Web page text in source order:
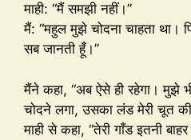
माही: “मैं समझी नहीं।”
मैं: “महुल मुझे चोदना चाहता था।
सब जानती हूँ।”
मैंने कहा, “अब ऐसे ही रहेगा। मुझे
चोदने लगा, उसका लंड मेरी चूत की
माही से कहा, “तेरी गाँड इतनी